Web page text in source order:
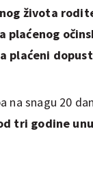
života
plaćenog
plaćeni
na snagu 20
tri godine